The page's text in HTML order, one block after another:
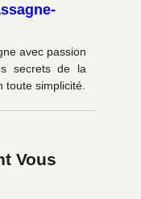
avec passion
secrets de la
toute simplicité.
Vous